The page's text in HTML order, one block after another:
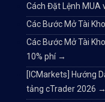
Cách Đặt Lệnh MUA
Các Bước Mở Tài
Các Bước Mở Tài
10% phí →
[ICMarkets] Hướng
tảng cTrader 2026 →